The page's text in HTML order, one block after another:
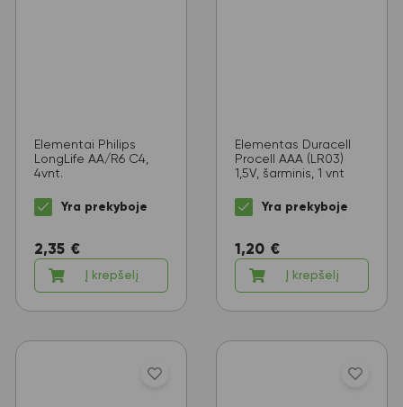
Elementai Philips
LongLife AA/R6 C4,
4vnt.
Yra prekyboje
2,35 €
Į krepšelį
Elementas Duracell
Procell AAA (LR03)
1,5V, šarminis, 1 vnt
Yra prekyboje
1,20 €
Į krepšelį